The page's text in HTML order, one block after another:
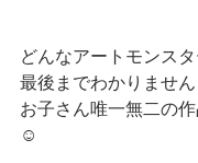
どんなアートモンス
最後までわかりません
お子さん唯一無二の
☺